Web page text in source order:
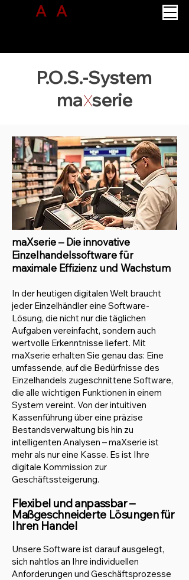
AB ACUS
P.O.S.-System
maXserie
maXserie – Die innovative
Einzelhandelssoftware für
maximale Effizienz und Wachstum
In der heutigen digitalen Welt braucht
jeder Einzelhändler eine Software-
Lösung, die nicht nur die täglichen
Aufgaben vereinfacht, sondern auch
wertvolle Erkenntnisse liefert. Mit
maXserie erhalten Sie genau das: Eine
umfassende, auf die Bedürfnisse des
Einzelhandels zugeschnittene Software,
die alle wichtigen Funktionen in einem
System vereint. Von der intuitiven
Kassenführung über eine präzise
Bestandsverwaltung bis hin zu
intelligenten Analysen – maXserie ist
mehr als nur eine Kasse. Es ist Ihre
digitale Kommission zur
Geschäftssteigerung.
Flexibel und anpassbar –
Maßgeschneiderte Lösungen für
Ihren Handel
Unsere Software ist darauf ausgelegt,
sich nahtlos an Ihre individuellen
Anforderungen und Geschäftsprozesse